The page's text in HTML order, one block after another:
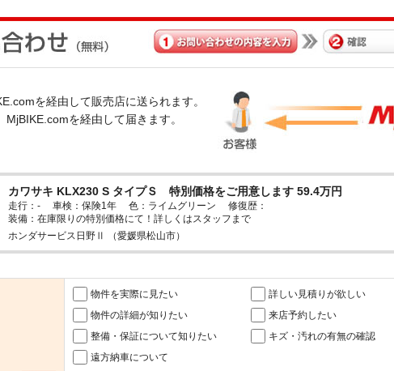
を経由して販売店に送られます。
を経由して届きます。
カワサキ KLX230 S タイプＳ 特別価格をご用意します 59.4万円
走行：- 車検：保険1年 色：ライムグリーン 修復歴：
装備：在庫限りの特別価格にて！詳しくはスタッフまで
ホンダサービス日野Ⅱ （愛媛県松山市）
物件を実際に見たい 詳しい見積りが欲しい
物件の詳細が知りたい
来店予約したい
整備・保証について知りたい
キズ・汚れの有無の確認
遠方納車について